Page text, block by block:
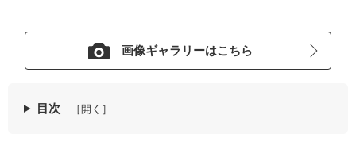
画像ギャラリーはこちら
目次 ［開く］